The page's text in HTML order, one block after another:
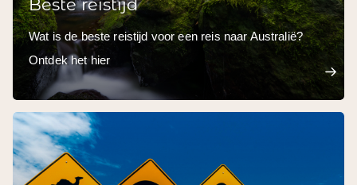
Beste reistijd
Wat is de beste reistijd voor een reis naar Australië?
Ontdek het hier